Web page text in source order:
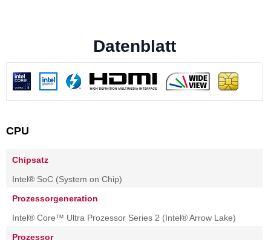
Datenblatt
CPU
Chipsatz
Intel® SoC (System on Chip)
Prozessorgeneration
Intel® Core™ Ultra Prozessor Series 2 (Intel® Arrow Lake)
Prozessor